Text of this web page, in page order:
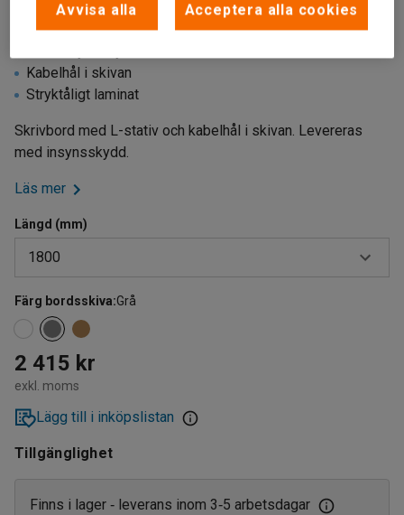
Kabelhål i skivan
Stryktåligt laminat
Skrivbord med L-stativ och kabelhål i skivan. Levereras
med insynsskydd.
Läs mer
Längd (mm)
1800
1200
1600
1800
Färg bordsskiva:Grå
2 415 kr
exkl. moms
Lägg till i inköpslistan
Tillgänglighet
Finns i lager ‑ leverans inom 3‑5 arbetsdagar
Avvisa alla Acceptera alla cookies